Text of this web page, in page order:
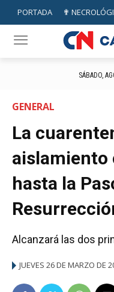
PORTADA ✟
SÁBADO,
GENERAL
La
aislamiento
hasta la
Alcanzará las dos
JUEVES 26 DE MARZO DE